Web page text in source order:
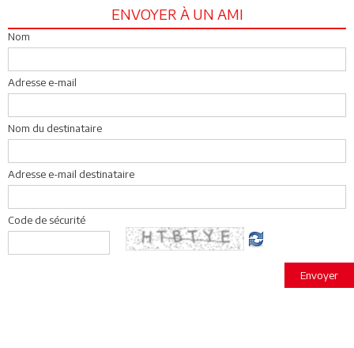
ENVOYER À UN AMI
Nom
Adresse e-mail
Nom du destinataire
Adresse e-mail destinataire
Code de sécurité
Envoyer